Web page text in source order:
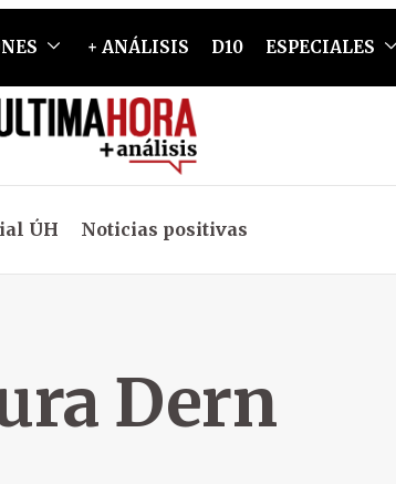
+ ANÁLISIS D10 ESPECIALES
ÚH Noticias positivas
Dern